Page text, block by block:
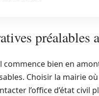
préalables
bien en
Choisir la mairie
l’office d’état civil